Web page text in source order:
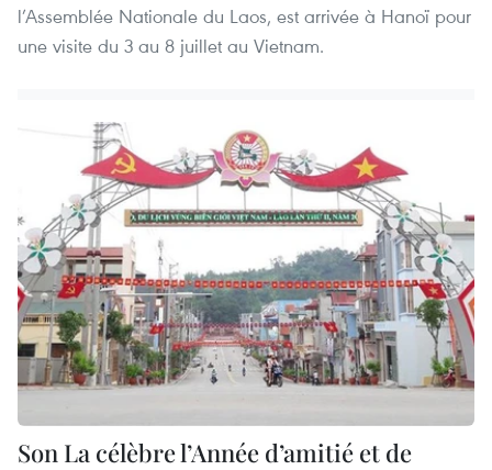
l’Assemblée Nationale du Laos, est arrivée à Hanoï pour
une visite du 3 au 8 juillet au Vietnam.
Son La célèbre l’Année d’amitié et de